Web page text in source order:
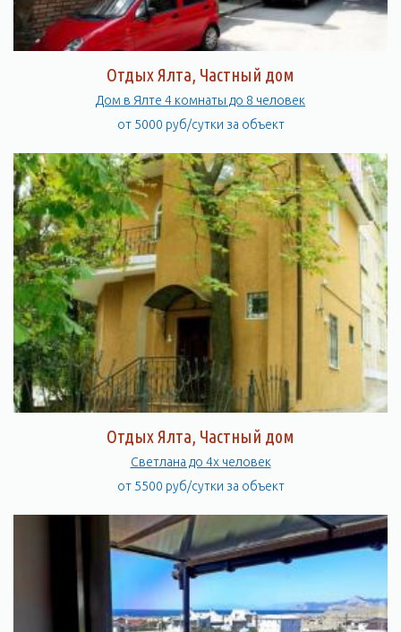
Отдых Ялта, Частный дом
Дом в Ялте 4 комнаты до 8 человек
от 5000 руб/сутки за объект
Отдых Ялта, Частный дом
Светлана до 4х человек
от 5500 руб/сутки за объект